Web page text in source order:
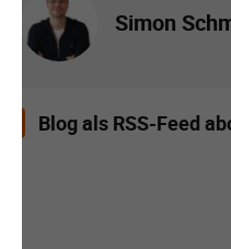
Simon
Blog als RSS-Feed